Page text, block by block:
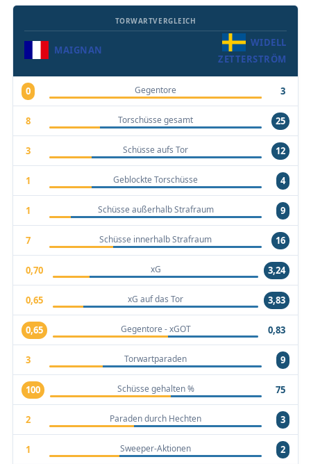
MAIGNAN
TORWARTVERGLEICH
WIDELL
ZETTERSTRÖM
0 Gegentore 3
8 Torschüsse gesamt 25
3 Schüsse aufs Tor 12
1 Geblockte Torschüsse 4
1 Schüsse außerhalb Strafraum 9
7 Schüsse innerhalb Strafraum 16
0,70 xG 3,24
0,65 xG auf das Tor 3,83
0,65 Gegentore - xGOT 0,83
3 Torwartparaden 9
100 Schüsse gehalten % 75
2 Paraden durch Hechten 3
1 Sweeper-Aktionen 2